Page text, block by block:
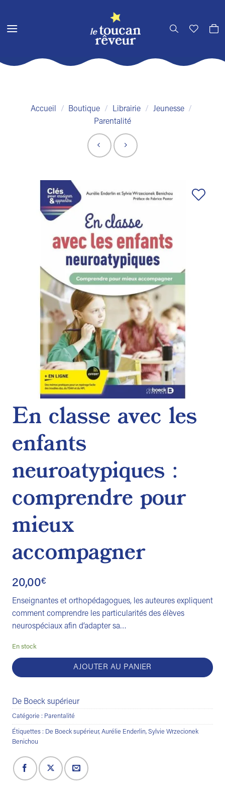
contenu
Accueil / Boutique / Librairie / Jeunesse /
Parentalité
En classe avec les
enfants
neuroatypiques :
comprendre pour
mieux
accompagner
20,00€
Enseignantes et orthopédagogues, les auteures expliquent
comment comprendre les particularités des élèves
neurospéciaux afin d’adapter sa…
En stock
AJOUTER AU PANIER
De Boeck supérieur
Catégorie : Parentalité
Étiquettes : De Boeck supérieur, Aurélie Enderlin, Sylvie Wrzecionek
Benichou